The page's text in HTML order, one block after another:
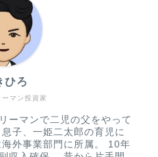
マン投資家
ひろ
ーマンで二児の父をやって
子、一姫二太郎の育児に
外事業部門に所属。 10年